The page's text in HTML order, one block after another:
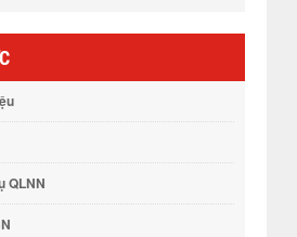
QLNN